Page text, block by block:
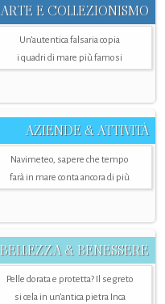
ARTE E COLLEZIONISMO
Un’autentica falsaria copia
i quadri di mare più famosi
AZIENDE & ATTIVITÀ
Navimeteo, sapere che tempo
farà in mare conta ancora di più
BELLEZZA & BENESSERE
Pelle dorata e protetta? Il segreto
si cela in un’antica pietra Inca